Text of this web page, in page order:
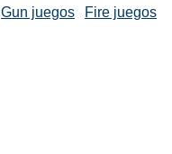
Gun juegos
Fire juegos